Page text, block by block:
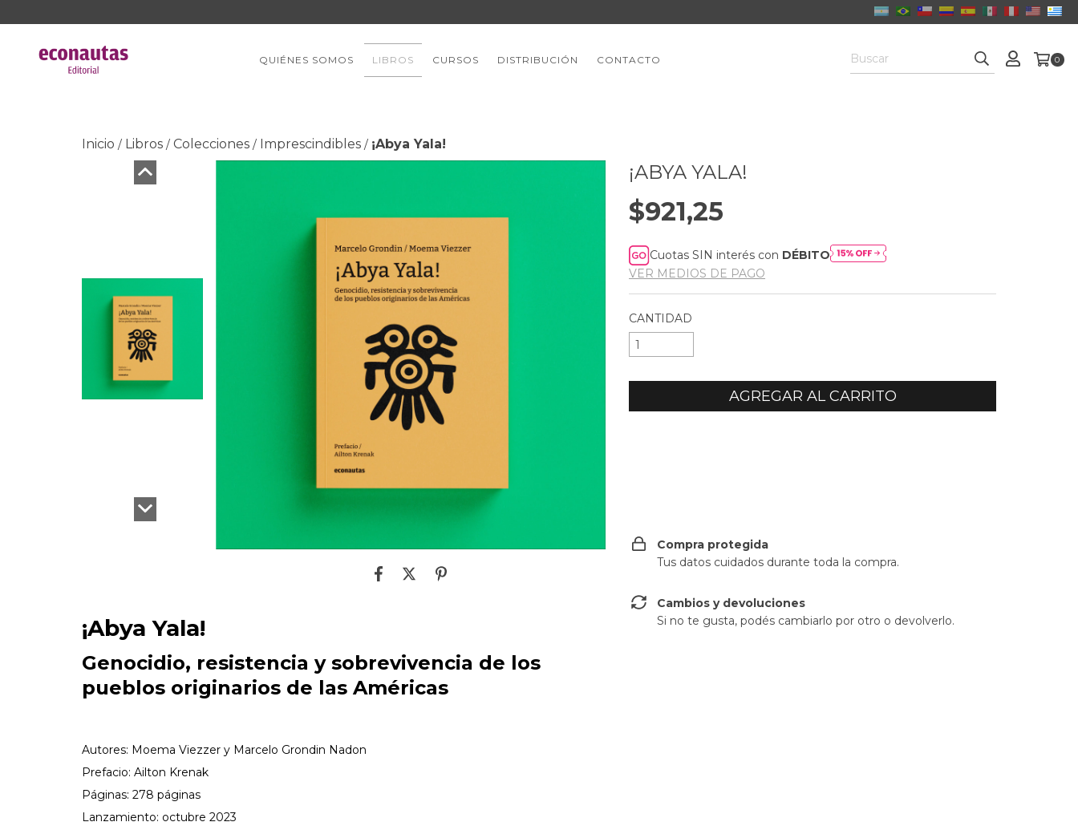
QUIÉNES SOMOS LIBROS CURSOS DISTRIBUCIÓN CONTACTO 0
Inicio / Libros / Colecciones / Imprescindibles / ¡Abya Yala!
¡Abya Yala!
Genocidio, resistencia y sobrevivencia de los
pueblos originarios de las Américas
Autores: Moema Viezzer y Marcelo Grondin Nadon
Prefacio: Ailton Krenak
Páginas: 278 páginas
Lanzamiento: octubre 2023
¡ABYA YALA!
$921,25
Cuotas SIN interés con DÉBITO
VER MEDIOS DE PAGO
CANTIDAD
Compra protegida
Tus datos cuidados durante toda la compra.
Cambios y devoluciones
Si no te gusta, podés cambiarlo por otro o devolverlo.